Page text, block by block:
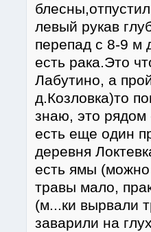
левый рукав
перепад с 8-9 м
есть рака.Это
Лабутино, а
д.Козловка)то
знаю, это рядом
есть еще один
деревня
есть ямы (можно
травы мало,
(м...ки вырвали
заварили на